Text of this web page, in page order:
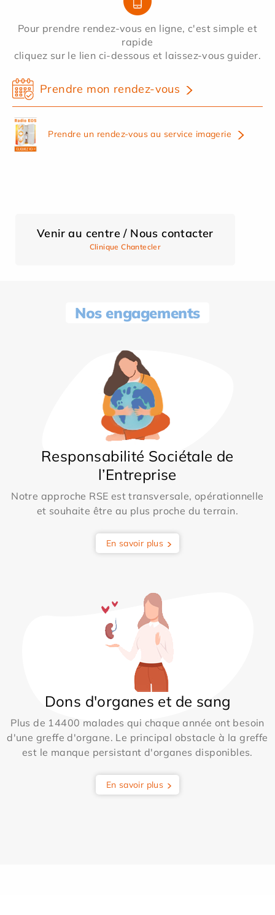
Pour prendre rendez-vous en ligne, c'est simple et
rapide
cliquez sur le lien ci-dessous et laissez-vous guider.
Prendre mon rendez-vous
Prendre un rendez-vous au service imagerie
Venir au centre / Nous contacter
Clinique Chantecler
Nos engagements
Responsabilité Sociétale de
l’Entreprise
Notre approche RSE est transversale, opérationnelle
et souhaite être au plus proche du terrain.
En savoir plus
Dons d'organes et de sang
Plus de 14400 malades qui chaque année ont besoin
d'une greffe d'organe. Le principal obstacle à la greffe
est le manque persistant d'organes disponibles.
En savoir plus